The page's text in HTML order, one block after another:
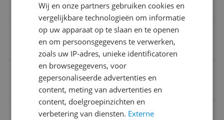
31,2 cm
Verpakking lengte
Doelgroep
Volwassenen
Seizoenscollectie
Wij en onze partners gebruiken cookies en
vergelijkbare technologieën om informatie
op uw apparaat op te slaan en te openen
en om persoonsgegevens te verwerken,
zoals uw IP-adres, unieke identificatoren
en browsegegevens, voor
gepersonaliseerde advertenties en
content, meting van advertenties en
content, doelgroepinzichten en
verbetering van diensten. Externe